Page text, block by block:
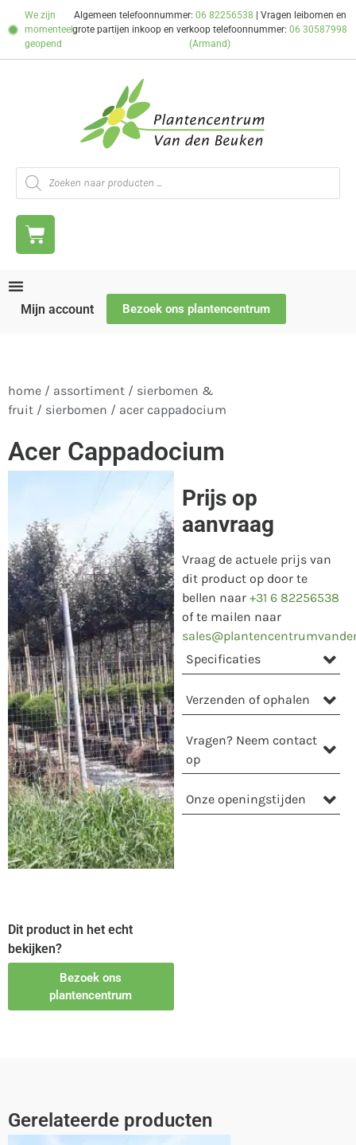
We zijn
momenteel
geopend
Algemeen telefoonnummer: 06 82256538 | Vragen leibomen en
grote partijen inkoop en verkoop telefoonnummer:06 30587998
(Armand)
Mijn account Bezoek ons plantencentrum
home / assortiment / sierbomen &
fruit / sierbomen / acer cappadocium
Acer Cappadocium
Dit product in het echt
bekijken?
Bezoek ons
plantencentrum
Prijs op
aanvraag
Vraag de actuele prijs van
dit product op door te
bellen naar +31 6 82256538
of te mailen naar
Specificaties
Verzenden of ophalen
Vragen? Neem contact
op
Onze openingstijden
Gerelateerde producten